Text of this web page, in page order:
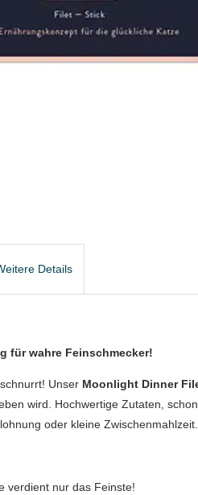
Details
für wahre Feinschmecker!
Unser Moonlight Dinner
wird. Hochwertige Zutaten,
oder kleine Zwischenmahlzeit.
verdient nur das Feinste!